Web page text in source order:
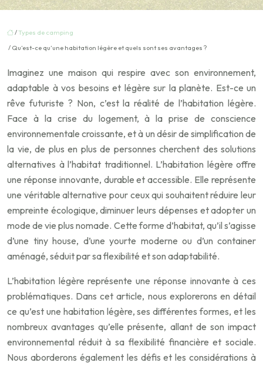
/Types de camping
/ Qu’est-ce qu’une habitation légère et quels sont ses avantages ?
Imaginez une maison qui respire avec son environnement,
adaptable à vos besoins et légère sur la planète. Est-ce un
rêve futuriste ? Non, c’est la réalité de l’habitation légère.
Face à la crise du logement, à la prise de conscience
environnementale croissante, et à un désir de simplification de
la vie, de plus en plus de personnes cherchent des solutions
alternatives à l’habitat traditionnel. L’habitation légère offre
une réponse innovante, durable et accessible. Elle représente
une véritable alternative pour ceux qui souhaitent réduire leur
empreinte écologique, diminuer leurs dépenses et adopter un
mode de vie plus nomade. Cette forme d’habitat, qu’il s’agisse
d’une tiny house, d’une yourte moderne ou d’un container
aménagé, séduit par sa flexibilité et son adaptabilité.
L’habitation légère représente une réponse innovante à ces
problématiques. Dans cet article, nous explorerons en détail
ce qu’est une habitation légère, ses différentes formes, et les
nombreux avantages qu’elle présente, allant de son impact
environnemental réduit à sa flexibilité financière et sociale.
Nous aborderons également les défis et les considérations à